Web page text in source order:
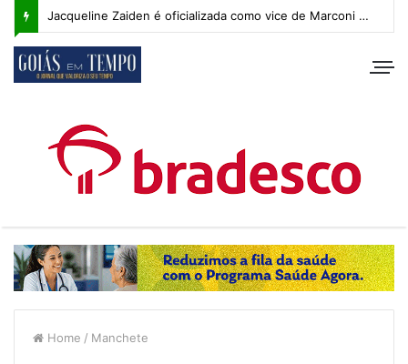
Jacqueline Zaiden é oficializada como vice de Marconi Perillo; veja os detalhes do anúncio
Home / Manchete